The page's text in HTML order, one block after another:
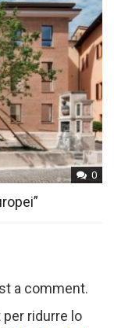
0
a comment.
ridurre lo